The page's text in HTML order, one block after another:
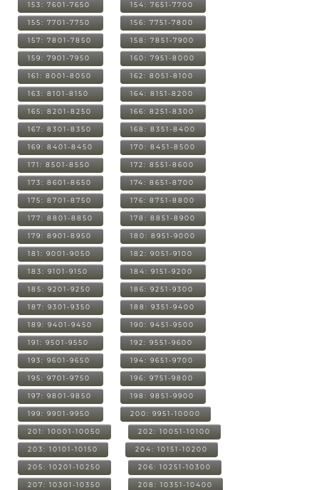
153: 7601-7650 154: 7651-7700
155: 7701-7750 156: 7751-7800
157: 7801-7850 158: 7851-7900
159: 7901-7950 160: 7951-8000
161: 8001-8050 162: 8051-8100
163: 8101-8150 164: 8151-8200
165: 8201-8250 166: 8251-8300
167: 8301-8350 168: 8351-8400
169: 8401-8450 170: 8451-8500
171: 8501-8550 172: 8551-8600
173: 8601-8650 174: 8651-8700
175: 8701-8750 176: 8751-8800
177: 8801-8850 178: 8851-8900
179: 8901-8950 180: 8951-9000
181: 9001-9050 182: 9051-9100
183: 9101-9150 184: 9151-9200
185: 9201-9250 186: 9251-9300
187: 9301-9350 188: 9351-9400
189: 9401-9450 190: 9451-9500
191: 9501-9550 192: 9551-9600
193: 9601-9650 194: 9651-9700
195: 9701-9750 196: 9751-9800
197: 9801-9850 198: 9851-9900
199: 9901-9950 200: 9951-10000
201: 10001-10050 202: 10051-10100
203: 10101-10150 204: 10151-10200
205: 10201-10250 206: 10251-10300
207: 10301-10350 208: 10351-10400